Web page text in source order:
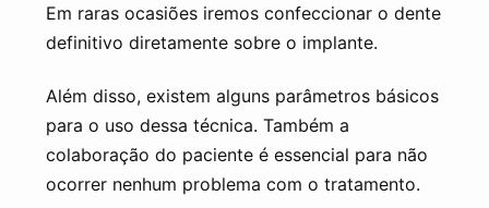
Em raras ocasiões iremos confeccionar o dente
definitivo diretamente sobre o implante.
Além disso, existem alguns parâmetros básicos
para o uso dessa técnica. Também a
colaboração do paciente é essencial para não
ocorrer nenhum problema com o tratamento.